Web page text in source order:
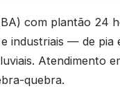
com plantão 24
industriais — de pia
Atendimento
quebra.